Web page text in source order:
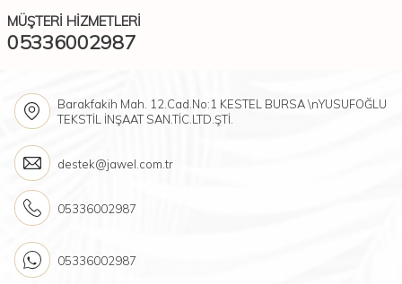
MÜŞTERI HIZMETLERI
05336002987
Barakfakih Mah. 12.Cad.No:1 KESTEL BURSA \nYUSUFOĞLU
TEKSTİL İNŞAAT SAN.TİC.LTD.ŞTİ.
destek@jawel.com.tr
05336002987
05336002987